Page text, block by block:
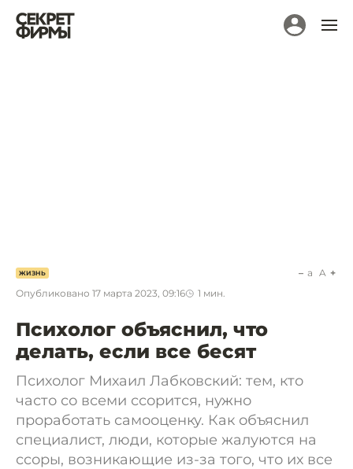
ЖИЗНЬ
Опубликовано 17 марта 2023, 09:16 1 мин.
a A
Психолог объяснил, что
делать, если все бесят
Психолог Михаил Лабковский: тем, кто
часто со всеми ссорится, нужно
проработать самооценку. Как объяснил
специалист, люди, которые жалуются на
ссоры, возникающие из-за того, что их все